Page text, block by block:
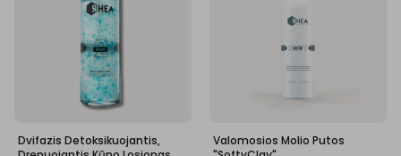
Dvifazis Detoksikuojantis,
Valomosios Molio Putos